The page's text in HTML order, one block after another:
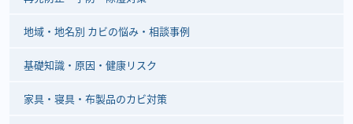
地域・地名別 カビの悩み・相談事例
基礎知識・原因・健康リスク
家具・寝具・布製品のカビ対策